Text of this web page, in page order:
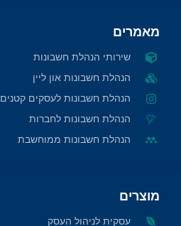
מוצרים
עסקית לניהול העסק
מאמרים
שירותי הנהלת חשבונות
הנהלת חשבונות און ליין
הנהלת חשבונות לעסקים קטנים
הנהלת חשבונות לחברות
הנהלת חשבונות ממוחשבת